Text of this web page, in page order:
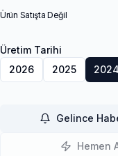
Ürün Satışta Değil
Üretim Tarihi
2026
2025 2024
Gelince
Hemen